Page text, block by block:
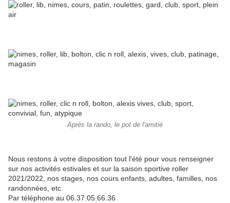
Après la rando, le pot de l'amitié
Nous restons à votre disposition tout l'été pour vous renseigner
sur nos activités estivales et sur la saison sportive roller
2021/2022, nos stages, nos cours enfants, adultes, familles, nos
randonnées, etc.
Par téléphone au 06.37.05.66.36